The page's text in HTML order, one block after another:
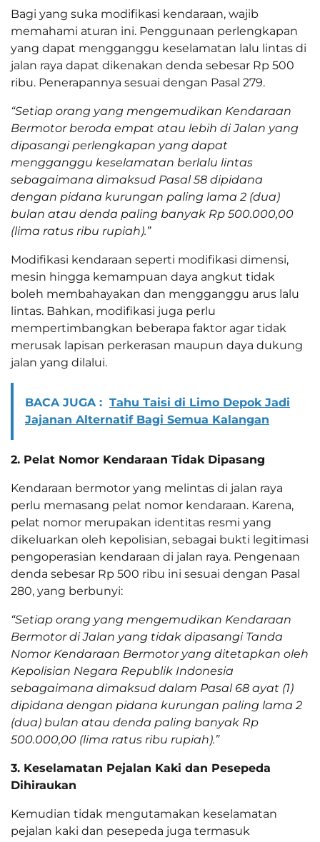
Bagi yang suka modifikasi kendaraan, wajib
memahami aturan ini. Penggunaan perlengkapan
yang dapat mengganggu keselamatan lalu lintas di
jalan raya dapat dikenakan denda sebesar Rp 500
ribu. Penerapannya sesuai dengan Pasal 279.
“Setiap orang yang mengemudikan Kendaraan
Bermotor beroda empat atau lebih di Jalan yang
dipasangi perlengkapan yang dapat
mengganggu keselamatan berlalu lintas
sebagaimana dimaksud Pasal 58 dipidana
dengan pidana kurungan paling lama 2 (dua)
bulan atau denda paling banyak Rp 500.000,00
(lima ratus ribu rupiah).”
Modifikasi kendaraan seperti modifikasi dimensi,
mesin hingga kemampuan daya angkut tidak
boleh membahayakan dan mengganggu arus lalu
lintas. Bahkan, modifikasi juga perlu
mempertimbangkan beberapa faktor agar tidak
merusak lapisan perkerasan maupun daya dukung
jalan yang dilalui.
BACA JUGA : Tahu Taisi di Limo Depok Jadi
Jajanan Alternatif Bagi Semua Kalangan
2. Pelat Nomor Kendaraan Tidak Dipasang
Kendaraan bermotor yang melintas di jalan raya
perlu memasang pelat nomor kendaraan. Karena,
pelat nomor merupakan identitas resmi yang
dikeluarkan oleh kepolisian, sebagai bukti legitimasi
pengoperasian kendaraan di jalan raya. Pengenaan
denda sebesar Rp 500 ribu ini sesuai dengan Pasal
280, yang berbunyi:
“Setiap orang yang mengemudikan Kendaraan
Bermotor di Jalan yang tidak dipasangi Tanda
Nomor Kendaraan Bermotor yang ditetapkan oleh
Kepolisian Negara Republik Indonesia
sebagaimana dimaksud dalam Pasal 68 ayat (1)
dipidana dengan pidana kurungan paling lama 2
(dua) bulan atau denda paling banyak Rp
500.000,00 (lima ratus ribu rupiah).”
3. Keselamatan Pejalan Kaki dan Pesepeda
Dihiraukan
Kemudian tidak mengutamakan keselamatan
pejalan kaki dan pesepeda juga termasuk